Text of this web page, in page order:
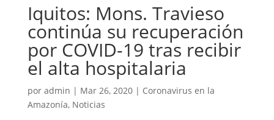
Iquitos: Mons. Travieso
continúa su recuperación
por COVID-19 tras recibir
el alta hospitalaria
por admin | Mar 26, 2020| Coronavirus en la
Amazonía, Noticias